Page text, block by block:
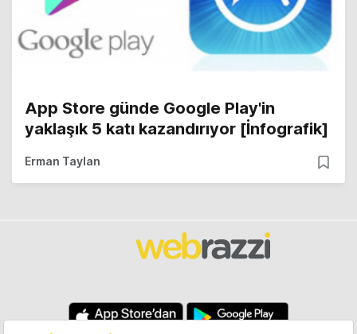
App Store günde Google Play'in
yaklaşık 5 katı kazandırıyor [İnfografik]
Erman Taylan